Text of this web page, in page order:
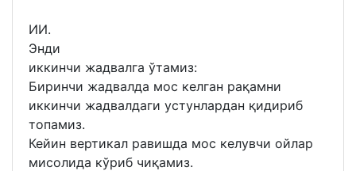
ИИ.
Энди
иккинчи жадвалга ўтамиз:
Биринчи жадвалда мос келган рақамни
иккинчи жадвалдаги устунлардан қидириб
топамиз.
Кейин вертикал равишда мос келувчи ойлар
мисолида кўриб чиқамиз.